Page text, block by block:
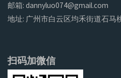
邮箱: dannyluo074@gmail.com
地址: 广州市白云区均禾街道石马
扫码加微信